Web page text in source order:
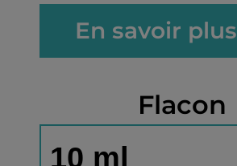
En savoir plus
Flacon